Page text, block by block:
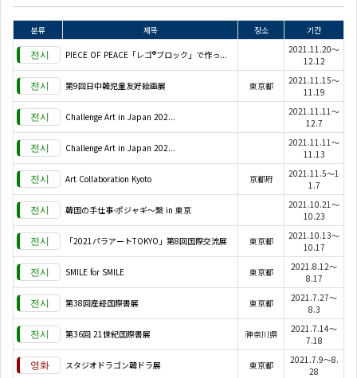
분류 제목 장소 기간
PIECE OF PEACE「レゴ®ブロック」で作っ...
2021.11.20～
12.12
第9回日中韓児童友好絵画展 東京都
2021.11.15～
11.19
Challenge Art in Japan 202...
2021.11.11～
12.7
Challenge Art in Japan 202...
2021.11.11～
11.13
Art Collaboration Kyoto 京都府
2021.11.5～1
1.7
韓国の手仕事-ポジャギ～繋 in 東京
2021.10.21～
10.23
「2021パラアートTOKYO」第8回国際交流展 東京都
2021.10.13～
10.17
SMILE for SMILE 東京都
2021.8.12～
8.17
第38回産経国際書展 東京都
2021.7.27～
8.3
第36回 21世紀国際書展 神奈川県
2021.7.14～
7.18
スタジオドラゴン韓ドラ展 東京都
2021.7.9～8.
28